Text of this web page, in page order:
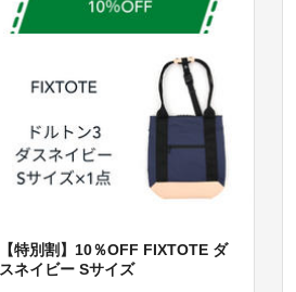
【特別割】10％OFF FIXTOTE ダ
スネイビー Sサイズ